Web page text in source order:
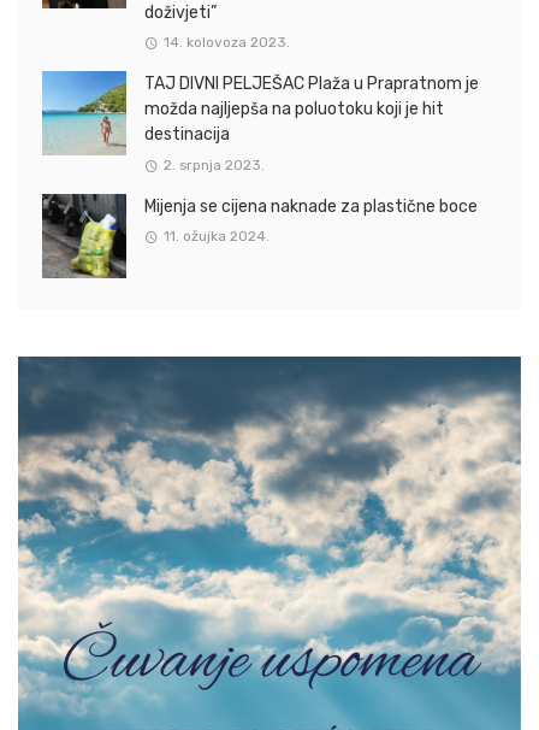
doživjeti”
14. kolovoza 2023.
TAJ DIVNI PELJEŠAC Plaža u Prapratnom je
možda najljepša na poluotoku koji je hit
destinacija
2. srpnja 2023.
Mijenja se cijena naknade za plastične boce
11. ožujka 2024.